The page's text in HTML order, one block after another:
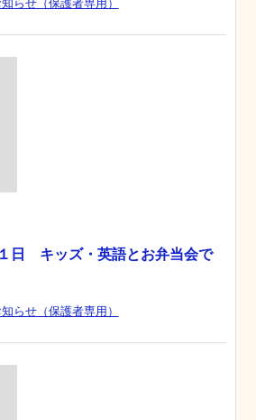
らせ（保護者専用）
日 キッズ・英語とお弁当会で
らせ（保護者専用）